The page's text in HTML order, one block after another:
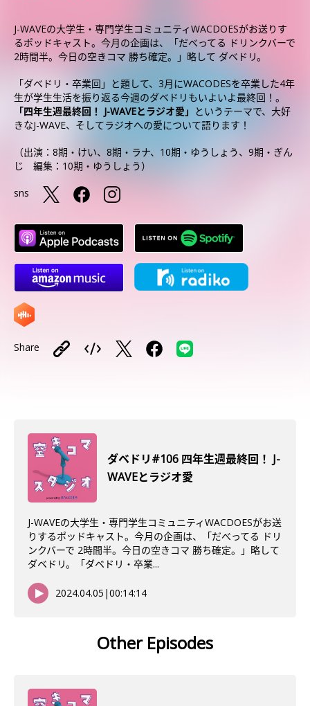
J-WAVEの大学生・専門学生コミュニティWACDOESがお送りす
るポッドキャスト。今月の企画は、「だべってる ドリンクバーで
2時間半。今日の空きコマ 勝ち確定。」略して ダベドリ。
「ダベドリ・卒業回」と題して、3月にWACODESを卒業した4年
生が学生生活を振り返る今週のダベドリもいよいよ最終回！。
「四年生週最終回！ J-WAVEとラジオ愛」
というテーマで、大好
きなJ-WAVE、そしてラジオへの愛について語ります！
（出演：8期・けい、8期・ラナ、10期・ゆうしょう、9期・ぎん
じ 編集：10期・ゆうしょう）
sns
Share
ダベドリ#106 四年生週最終回！ J-
WAVEとラジオ愛
J-WAVEの大学生・専門学生コミュニティWACDOESがお送
りするポッドキャスト。今月の企画は、「だべってる ドリ
ンクバーで 2時間半。今日の空きコマ 勝ち確定。」略して
ダベドリ。「ダベドリ・卒業...
2024.04.05 |00:14:14
Other Episodes